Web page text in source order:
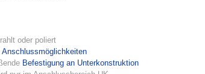
oder poliert
Anschlussmöglichkeiten
Befestigung an Unterkonstruktion